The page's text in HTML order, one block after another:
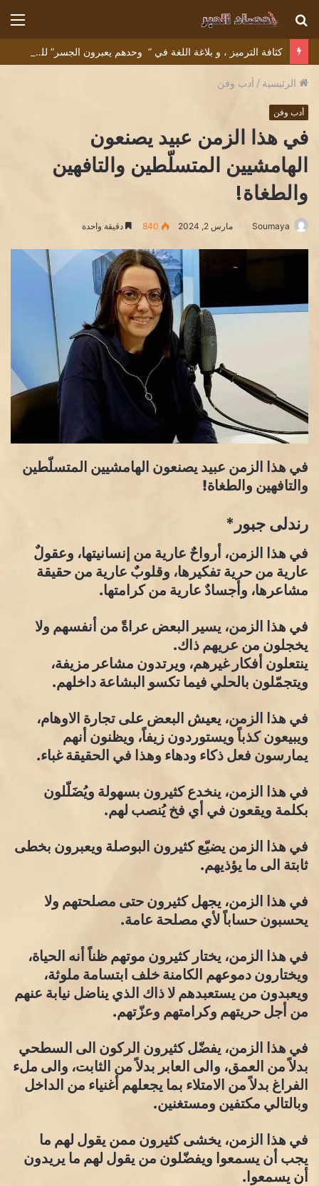
بحث
عن
كثافة الترميز ، و بلاغة اللغة في ” وحدهم يعبرون الجسر” للشاعر التونسي البشير عبيد
الرئيسية / أدب وفن
أدب وفن
في هذا الزمن عبيد يصنعون
الهامشيين المتسلّطين والتافهين
والطغاة!
Soumaya مارس 2, 2024 840 دقيقة واحدة
في هذا الزمن عبيد يصنعون الهامشيين المتسلّطين
والتافهين والطغاة!
رندلى جبور*
في هذا الزمن، أرواحٌ عارية من إنسانيتها، وعقولٌ
عارية من حرية تفكيرها، وقلوبٌ عارية من حقيقة
مشاعرها، وأجسادٌ عارية من كرامتها.
في هذا الزمن، يسير البعض عراةً من أنفسهم ولا
يخجلون من عريهم ذاك.
ينتعلون أفكار غيرهم، ويرتدون مشاعر مزيفة،
ويتجمّلون بالحلي فيما تكسو البشاعة داخلهم.
في هذا الزمن، يعيش البعض على تجارة الاوهام،
ويبيعون كذباً ويستوردون زيفاً، ويظنون أنهم
يمارسون فعل ذكاء ودهاء وهذا في الحقيقة غباء.
في هذا الزمن، ينخدع كثيرون بسهولة ويُضَلّلون
بكلمة ويقعون في أي فخ يُنصب لهم.
في هذا الزمن يضيّع كثيرون البوصلة ويعبرون بخطى
ثابتة الى ما يؤذيهم.
في هذا الزمن، يجهل كثيرون حتى مصلحتهم ولا
يحسبون حساباً لأي مصلحة عامة.
في هذا الزمن، يختار كثيرون موتهم ظناً أنه الحياة،
ويختارون دموعهم الكامنة خلف ابتسامة ملوثة،
ويعبدون من يستعبدهم لا ذاك الذي يناضل نيابة عنهم
من أجل حريتهم وكرامتهم وعزّتهم.
في هذا الزمن، يفضّل كثيرون الركون الى السطحي
بدلاً من العمق، والى العابر بدلاً من الثابت، والى ملء
الفراغ بدلاً من الامتلاء بما يجعلهم أغنياء من الداخل
وبالتالي مكتفين ومستغنين.
في هذا الزمن، يخشى كثيرون ممن يقول لهم ما
يجب أن يسمعوا ويفضّلون من يقول لهم ما يريدون
أن يسمعوا.